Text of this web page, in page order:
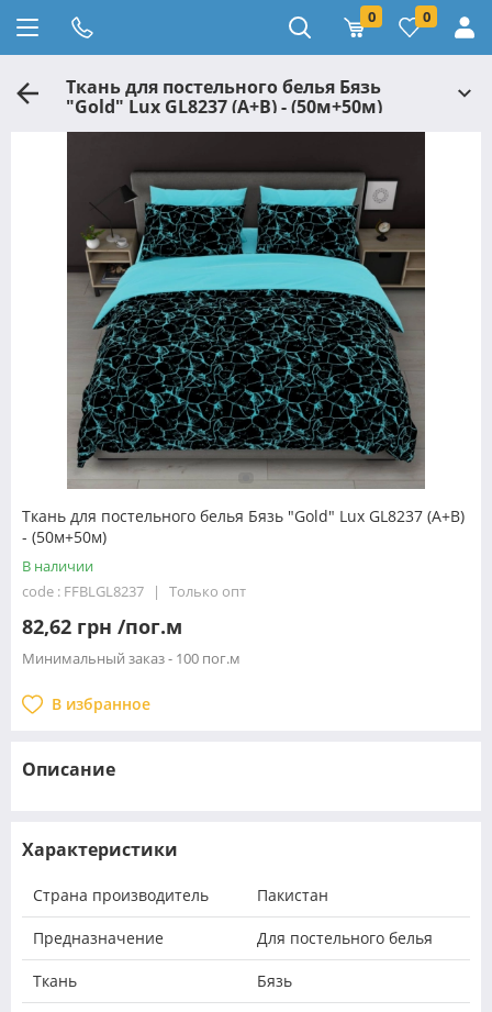
0 0
Ткань для постельного белья Бязь
"Gold" Lux GL8237 (A+B) - (50м+50м)
Ткань для постельного белья Бязь "Gold" Lux GL8237 (A+B)
- (50м+50м)
В наличии
code : FFBLGL8237
Только опт
82,62 грн /пог.м
Минимальный заказ - 100 пог.м
В избранное
Описание
Характеристики
Страна производитель Пакистан
Предназначение Для постельного белья
Ткань Бязь